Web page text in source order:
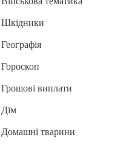
Шкідники
Географія
Гороскоп
Грошові виплати
Дім
Домашні тварини